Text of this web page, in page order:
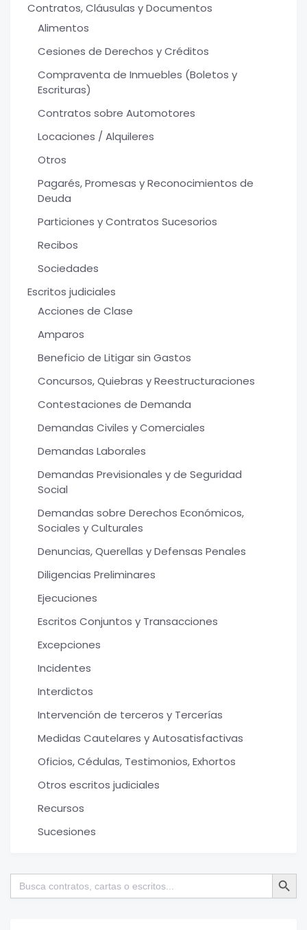
Contratos, Cláusulas y Documentos
Alimentos
Cesiones de Derechos y Créditos
Compraventa de Inmuebles (Boletos y
Escrituras)
Contratos sobre Automotores
Locaciones / Alquileres
Otros
Pagarés, Promesas y Reconocimientos de
Deuda
Particiones y Contratos Sucesorios
Recibos
Sociedades
Escritos judiciales
Acciones de Clase
Amparos
Beneficio de Litigar sin Gastos
Concursos, Quiebras y Reestructuraciones
Contestaciones de Demanda
Demandas Civiles y Comerciales
Demandas Laborales
Demandas Previsionales y de Seguridad
Social
Demandas sobre Derechos Económicos,
Sociales y Culturales
Denuncias, Querellas y Defensas Penales
Diligencias Preliminares
Ejecuciones
Escritos Conjuntos y Transacciones
Excepciones
Incidentes
Interdictos
Intervención de terceros y Tercerías
Medidas Cautelares y Autosatisfactivas
Oficios, Cédulas, Testimonios, Exhortos
Otros escritos judiciales
Recursos
Sucesiones
Buscar: Botón de